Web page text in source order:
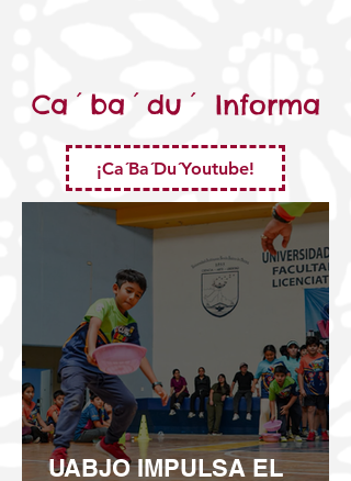
Ca´ba´du´ Informa
¡Ca´Ba´Du´Youtube!
UABJO IMPULSA EL